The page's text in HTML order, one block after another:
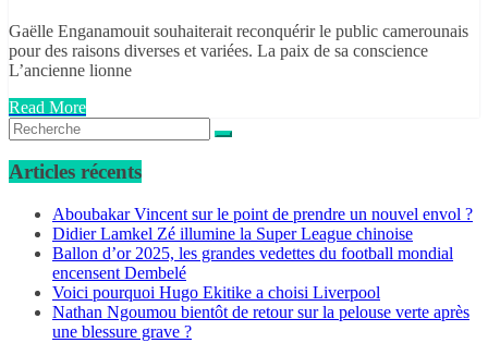
Gaëlle Enganamouit souhaiterait reconquérir le public camerounais
pour des raisons diverses et variées. La paix de sa conscience
L’ancienne lionne
Read More
Articles récents
Aboubakar Vincent sur le point de prendre un nouvel envol ?
Didier Lamkel Zé illumine la Super League chinoise
Ballon d’or 2025, les grandes vedettes du football mondial
encensent Dembelé
Voici pourquoi Hugo Ekitike a choisi Liverpool
Nathan Ngoumou bientôt de retour sur la pelouse verte après
une blessure grave ?